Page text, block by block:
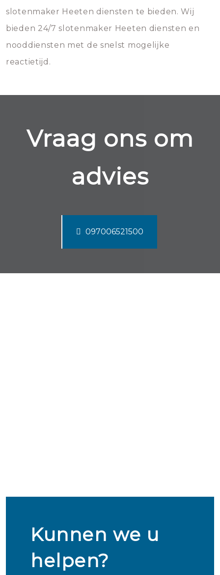
slotenmaker Heeten diensten te bieden. Wij
bieden 24/7 slotenmaker Heeten diensten en
nooddiensten met de snelst mogelijke
reactietijd.
Vraag ons om
advies
097006521500
Kunnen we u
helpen?